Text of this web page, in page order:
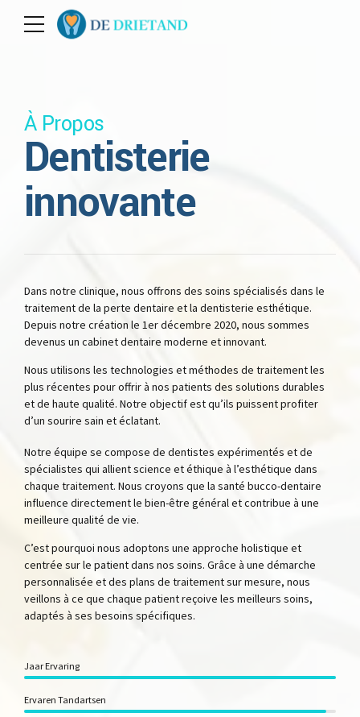
À Propos
Dentisterie
innovante
Dans notre clinique, nous offrons des soins spécialisés dans le
traitement de la perte dentaire et la dentisterie esthétique.
Depuis notre création le 1er décembre 2020, nous sommes
devenus un cabinet dentaire moderne et innovant.
Nous utilisons les technologies et méthodes de traitement les
plus récentes pour offrir à nos patients des solutions durables
et de haute qualité. Notre objectif est qu’ils puissent profiter
d’un sourire sain et éclatant.
Notre équipe se compose de dentistes expérimentés et de
spécialistes qui allient science et éthique à l’esthétique dans
chaque traitement. Nous croyons que la santé bucco-dentaire
influence directement le bien-être général et contribue à une
meilleure qualité de vie.
C’est pourquoi nous adoptons une approche holistique et
centrée sur le patient dans nos soins. Grâce à une démarche
personnalisée et des plans de traitement sur mesure, nous
veillons à ce que chaque patient reçoive les meilleurs soins,
adaptés à ses besoins spécifiques.
Jaar Ervaring
Ervaren Tandartsen